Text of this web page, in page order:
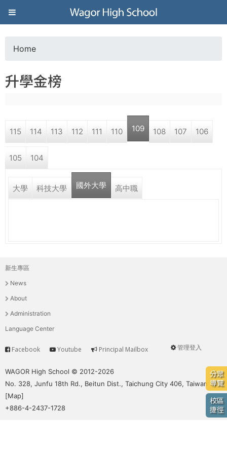
Jump to navigation
葳
格
高
學
培
養
具
國
移
動
的
世
界
公
o
a
r
e
r
e
Home
升學金榜
115 114 113 112 111 110 109 108 107 106
105 104
大學 科技大學 國外大學 高中職
分眾
導覽
校區
捷徑
主
選
單
新生專區
News
About
Administration
Language Center
User
管理登入
Service
Facebook Youtube Principal Mailbox
WAGOR High School © 2012-2026
No. 328, Junfu 18th Rd., Beitun Dist., Taichung City 406, Taiwan
[Map]
+886-4-2437-1728